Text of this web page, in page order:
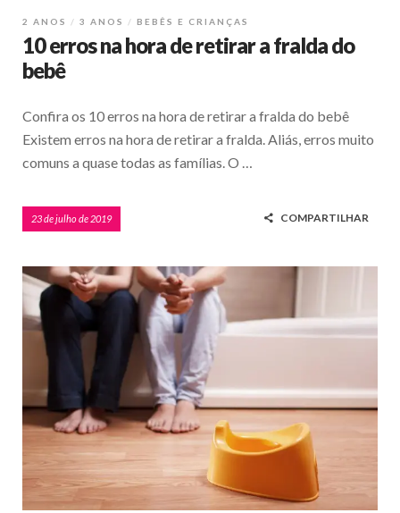
2 ANOS 3 ANOS BEBÊS E CRIANÇAS
10 erros na hora de retirar a fralda do
bebê
Confira os 10 erros na hora de retirar a fralda do bebê
Existem erros na hora de retirar a fralda. Aliás, erros muito
comuns a quase todas as famílias. O …
23 de julho de 2019 COMPARTILHAR